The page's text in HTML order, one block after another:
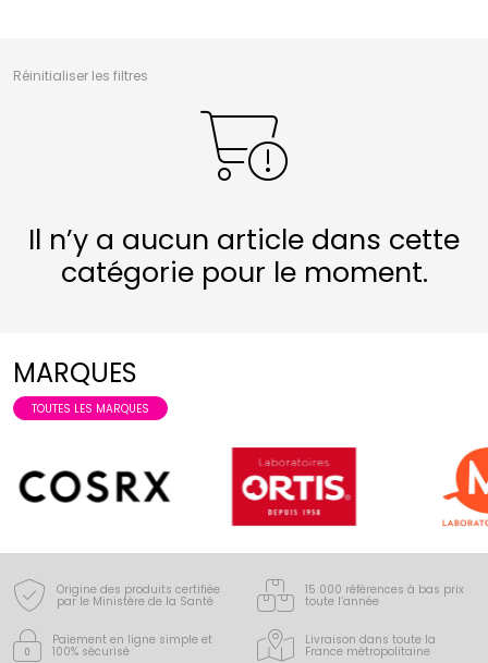
Réinitialiser les filtres
Il n’y a aucun article dans cette
catégorie pour le moment.
MARQUES
TOUTES LES MARQUES
Origine des produits certifiée
par le Ministère de la Santé
15 000 références à bas prix
toute l’année
Paiement en ligne simple et
100% sécurisé
Livraison dans toute la
France métropolitaine